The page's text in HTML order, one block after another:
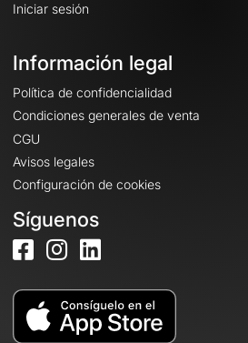
Iniciar sesión
Información legal
Política de confidencialidad
Condiciones generales de venta
CGU
Avisos legales
Configuración de cookies
Síguenos